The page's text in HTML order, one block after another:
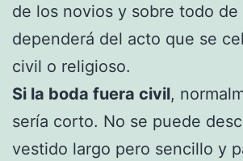
de los novios y sobre todo de
dependerá del acto que se
civil o religioso.
Si la boda fuera civil,
sería corto. No se puede
vestido largo pero sencillo y